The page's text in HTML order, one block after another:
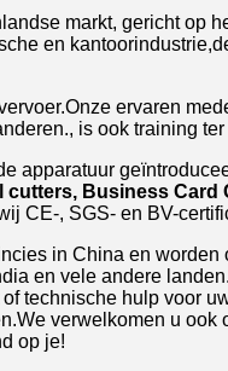
markt, gericht op
en
ervaren
is ook training
apparatuur
Business Card
CE-, SGS- en BV-
in China en
en vele andere
technische hulp voor
verwelkomen u ook
op je!